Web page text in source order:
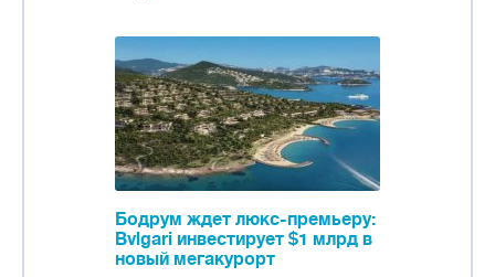
Бодрум ждет люкс-премьеру:
Bvlgari инвестирует $1 млрд в
новый мегакурорт